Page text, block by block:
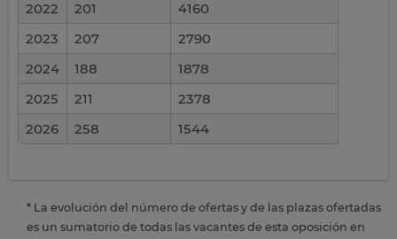
2022 201
4160
2023
207
2790
2024
188
1878
2025
211
2378
2026
258 1544
* La evolución del número de ofertas y de las plazas ofertadas
es un sumatorio de todas las vacantes de esta oposición en